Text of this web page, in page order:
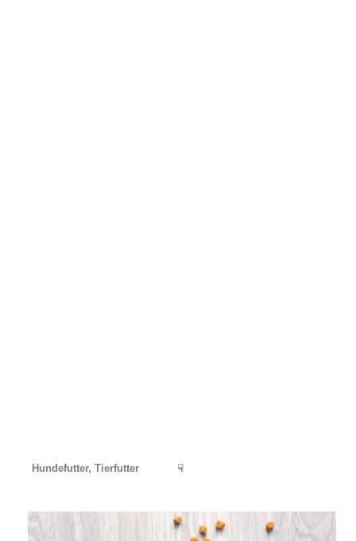
Hundefutter, Tierfutter ☟